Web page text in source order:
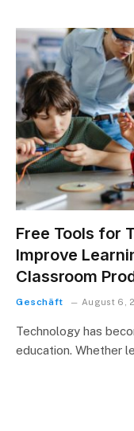
Free Tools for
Improve
Classroom
Geschäft August 6,
Technology has
education. Whether